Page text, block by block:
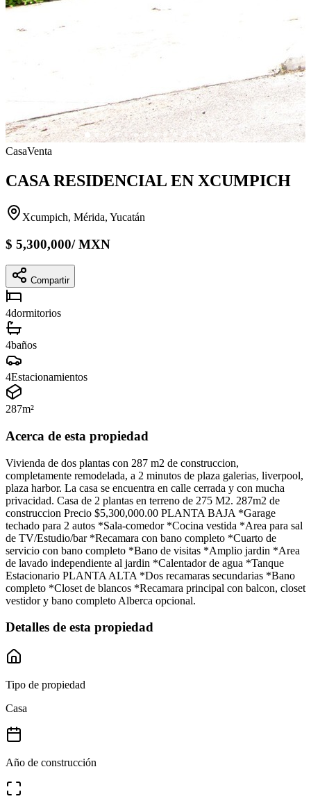
CasaVenta
CASA RESIDENCIAL EN XCUMPICH
Xcumpich, Mérida, Yucatán
$ 5,300,000/MXN
Compartir
4dormitorios
4baños
4Estacionamientos
287m²
Acerca de esta propiedad
Vivienda de dos plantas con 287 m2 de construccion,
completamente remodelada, a 2 minutos de plaza galerias, liverpool,
plaza harbor. La casa se encuentra en calle cerrada y con mucha
privacidad. Casa de 2 plantas en terreno de 275 M2. 287m2 de
construccion Precio $5,300,000.00 PLANTA BAJA *Garage
techado para 2 autos *Sala-comedor *Cocina vestida *Area para sal
de TV/Estudio/bar *Recamara con bano completo *Cuarto de
servicio con bano completo *Bano de visitas *Amplio jardin *Area
de lavado independiente al jardin *Calentador de agua *Tanque
Estacionario PLANTA ALTA *Dos recamaras secundarias *Bano
completo *Closet de blancos *Recamara principal con balcon, closet
vestidor y bano completo Alberca opcional.
Detalles de esta propiedad
Tipo de propiedad
Casa
Año de construcción